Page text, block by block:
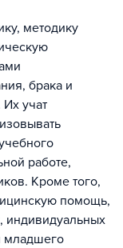
методику
брака и
учат
работе,
Кроме того,
помощь,
индивидуальных
младшего